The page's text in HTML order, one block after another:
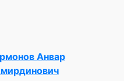
Анвар